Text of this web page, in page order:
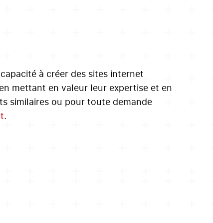
à créer des sites internet
mettant en valeur leur expertise et en
similaires ou pour toute demande
.